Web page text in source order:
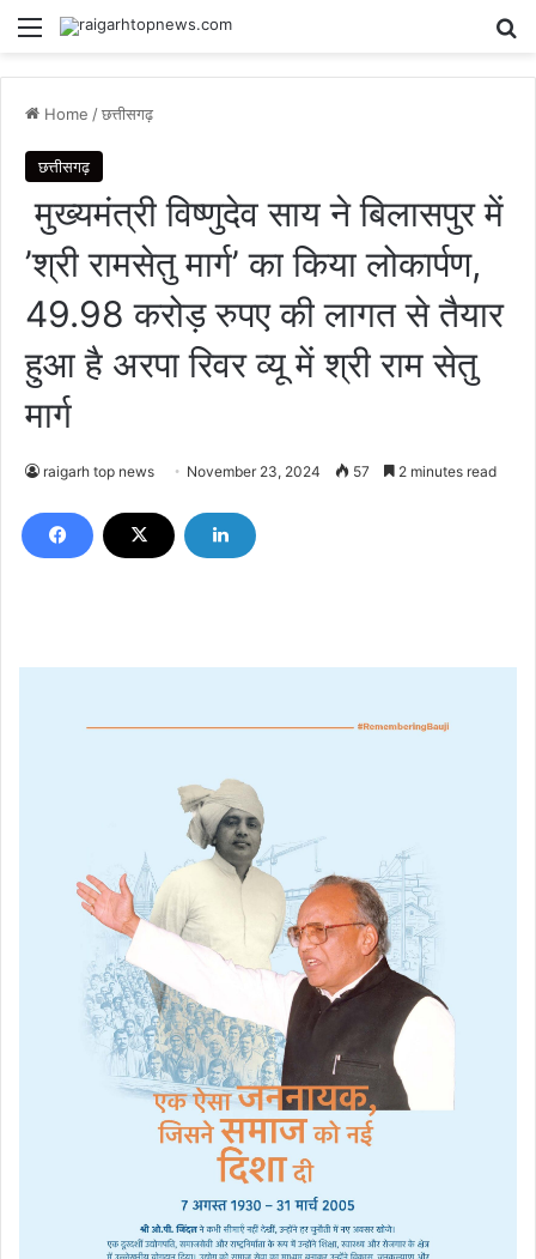
Menu
Home /छत्तीसगढ़
छत्तीसगढ़
मुख्यमंत्री विष्णुदेव साय ने बिलासपुर में
’श्री रामसेतु मार्ग’ का किया लोकार्पण,
49.98 करोड़ रुपए की लागत से तैयार
हुआ है अरपा रिवर व्यू में श्री राम सेतु
मार्ग
raigarh top news November 23, 2024 57 2 minutes read